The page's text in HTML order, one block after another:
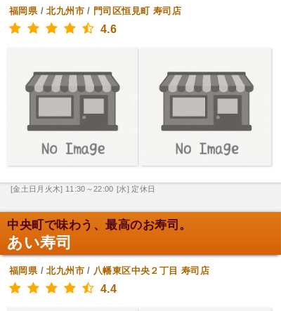
福岡県/北九州市/ 門司区恒見町 寿司店
4.6
[金土日月火木] 11:30～22:00 [水] 定休日
中央町で味わう、最高のお寿司。
あい寿司
福岡県/北九州市/ 八幡東区中央２丁目 寿司店
4.4